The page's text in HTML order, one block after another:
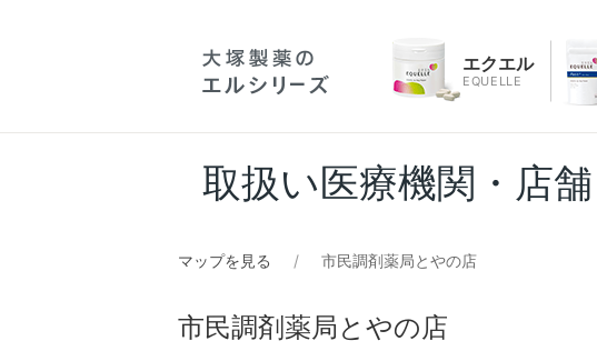
エクエル
EQUELLE
取扱い医療機関・店舗
マップを見る 市民調剤薬局とやの店
市民調剤薬局とやの店